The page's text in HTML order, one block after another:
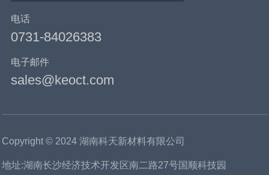
电话
0731-84026383
电子邮件
sales@keoct.com
Copyright © 2024 湖南科天新材料有限公司
地址:湖南长沙经济技术开发区南二路27号国顺科技园